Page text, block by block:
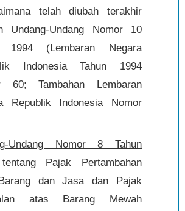
telah diubah terakhir
Undang-Undang Nomor 10
1994(Lembaran Negara
Indonesia Tahun 1994
60; Tambahan Lembaran
Republik Indonesia Nomor
Undang Nomor 8 Tahun
Pajak Pertambahan
dan Jasa dan Pajak
atas Barang Mewah